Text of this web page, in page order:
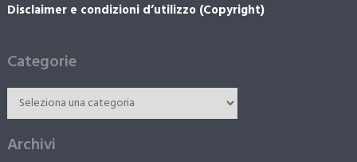
Disclaimer e condizioni d’utilizzo (Copyright)
Categorie
Archivi